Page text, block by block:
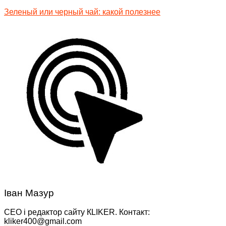
Зеленый или черный чай: какой полезнее
Іван Мазур
CEO і редактор сайту КLIKER. Контакт:
kliker400@gmail.com